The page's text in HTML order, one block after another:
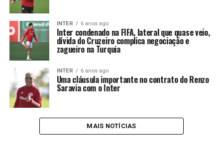
INTER 6 anos ago
Inter condenado na FIFA, lateral que quase veio,
dívida do Cruzeiro complica negociação e
zagueiro na Turquia
INTER 6 anos ago
Uma cláusula importante no contrato do Renzo
Saravia com o Inter
MAIS NOTÍCIAS